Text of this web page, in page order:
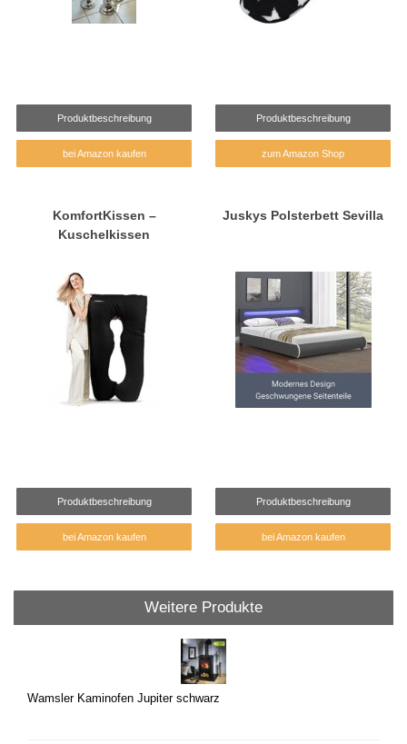
Produktbeschreibung
bei Amazon kaufen
Produktbeschreibung
zum Amazon Shop
KomfortKissen –
Kuschelkissen
Produktbeschreibung
bei Amazon kaufen
Juskys Polsterbett Sevilla
Produktbeschreibung
bei Amazon kaufen
Weitere Produkte
Wamsler Kaminofen Jupiter schwarz